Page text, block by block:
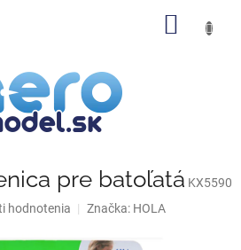
pre batoľatá KX5590
hodnotenia Značka: HOLA